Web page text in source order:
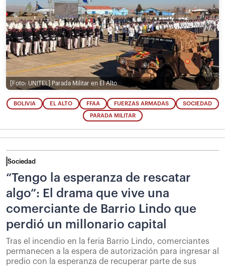
[Foto: UNITEL] Parada Militar en El Alto
BOLIVIA EL ALTO FFAA FUERZAS ARMADAS SOCIEDAD
PARADA MILITAR
Sociedad
“Tengo la esperanza de rescatar
algo”: El drama que vive una
comerciante de Barrio Lindo que
perdió un millonario capital
Tras el incendio en la feria Barrio Lindo, comerciantes
permanecen a la espera de autorización para ingresar al
predio con la esperanza de recuperar parte de sus